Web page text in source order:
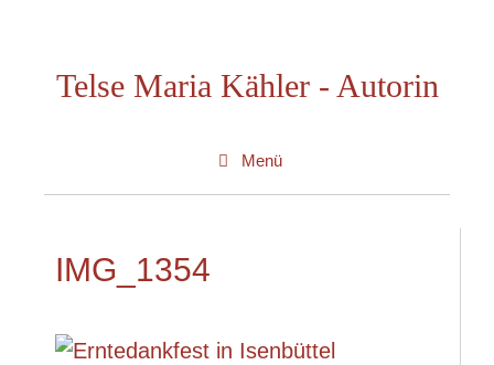
springenTelse Maria Kähler - Autorin
Menü
IMG_1354